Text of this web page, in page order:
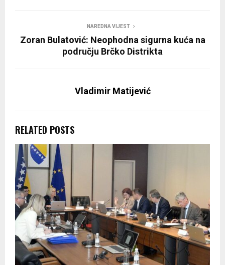
NAREDNA VIJEST
Zoran Bulatović: Neophodna sigurna kuća na
području Brčko Distrikta
Vladimir Matijević
RELATED POSTS